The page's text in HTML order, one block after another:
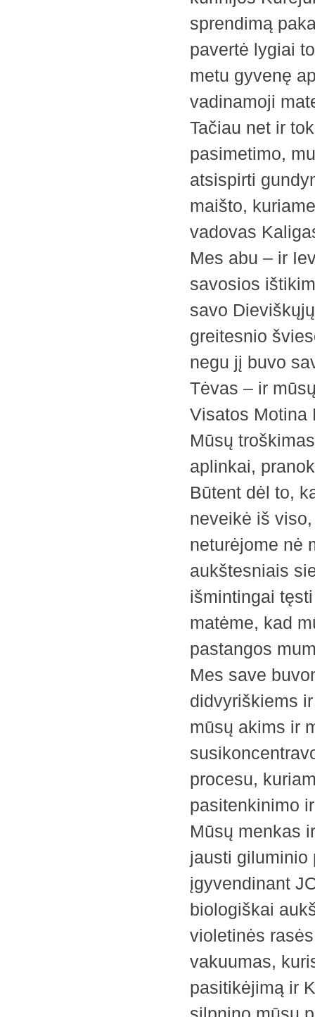
sprendimą
pavertė lygiai
metu gyvenę
vadinamoji
Tačiau net ir
pasimetimo,
atsispirti
maišto,
vadovas
Mes abu – ir
savosios
savo
greitesnio
negu jį buvo
Tėvas – ir
Visatos Motina
Mūsų
aplinkai,
Būtent dėl to,
neveikė iš
neturėjome nė
aukštesniais
išmintingai
matėme, kad
pastangos
Mes save
didvyriškiems
mūsų akims ir
procesu,
pasitenkinimo
Mūsų menkas
jausti giluminio
įgyvendinant
biologiškai
violetinės
vakuumas,
pasitikėjimą ir